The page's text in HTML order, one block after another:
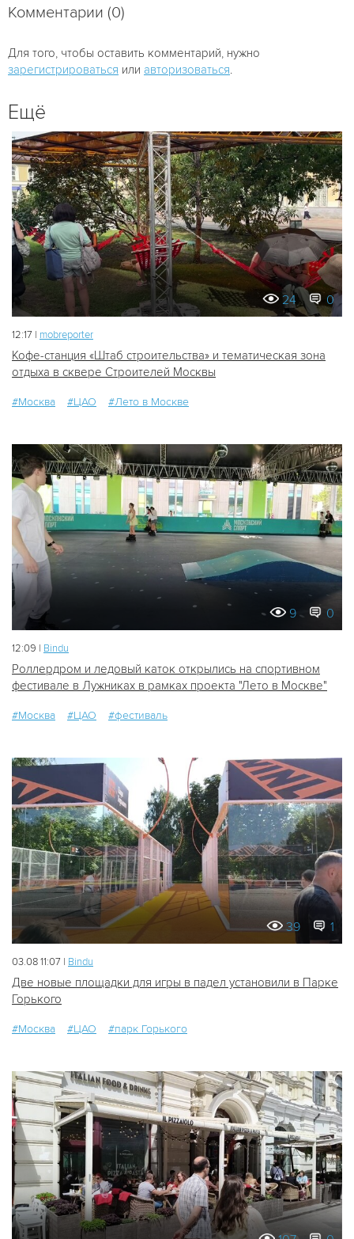
Комментарии (0)
Для того, чтобы оставить комментарий, нужно
зарегистрироваться или авторизоваться
Ещё
24 0
12:17 | mobreporter
Кофе-станция «Штаб строительства» и тематическая зона
отдыха в сквере Строителей Москвы
#Москва #ЦАО #Лето в Москве
9 0
12:09 | Bindu
Роллердром и ледовый каток открылись на спортивном
фестивале в Лужниках в рамках проекта "Лето в Москве"
#Москва #ЦАО #фестиваль
39 1
03.08 11:07 | Bindu
Две новые площадки для игры в падел установили в Парке
Горького
#Москва #ЦАО #парк Горького